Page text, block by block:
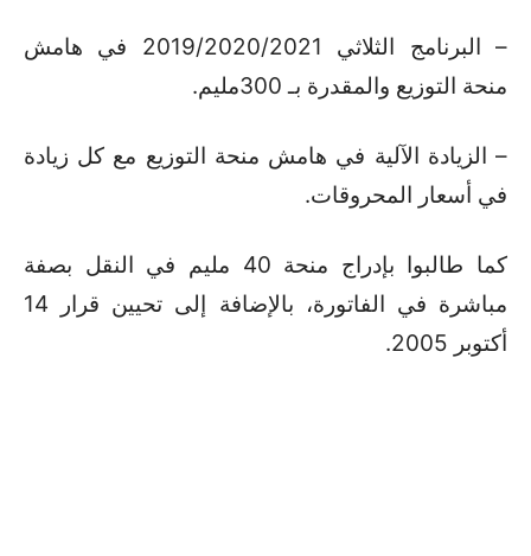
– البرنامج الثلاثي 2019/2020/2021 في هامش
منحة التوزيع والمقدرة بـ 300مليم.
– الزيادة الآلية في هامش منحة التوزيع مع كل زيادة
في أسعار المحروقات.
كما طالبوا بإدراج منحة 40 مليم في النقل بصفة
مباشرة في الفاتورة، بالإضافة إلى تحيين قرار 14
أكتوبر 2005.